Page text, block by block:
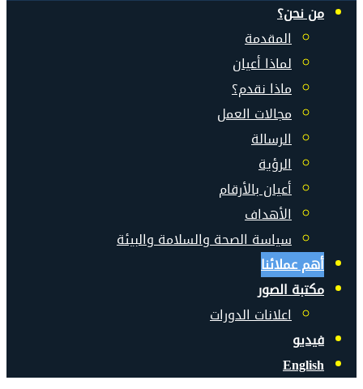
من نحن؟
المقدمة
لماذا أعيان
ماذا نقدم؟
مجالات العمل
الرسالة
الرؤية
أعيان بالأرقام
الأهداف
سياسة الصحة والسلامة والبيئة
أهم عملائنا
مكتبة الصور
اعلانات الدورات
فيديو
English